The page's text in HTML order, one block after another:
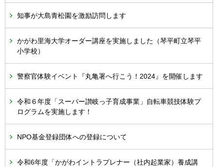
知事が大島青松園を激励訪問します
かがわ里海大学オーダー講座を実施しました（琴平町立琴平
小学校）
警察官体験イベント『丸亀署へ行こう！2024』を開催します
令和６年度「スーパー讃岐っ子育成事業」自転車競技体験プ
ログラムを実施します！
NPO基金登録団体への登録について
令和6年度「かがわイントラプレナー（社内起業家）養成講